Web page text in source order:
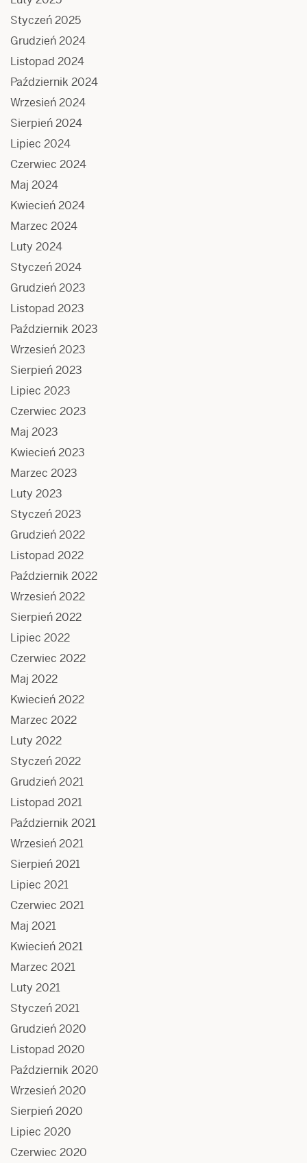
Styczeń 2025
Grudzień 2024
Listopad 2024
Październik 2024
Wrzesień 2024
Sierpień 2024
Lipiec 2024
Czerwiec 2024
Maj 2024
Kwiecień 2024
Marzec 2024
Luty 2024
Styczeń 2024
Grudzień 2023
Listopad 2023
Październik 2023
Wrzesień 2023
Sierpień 2023
Lipiec 2023
Czerwiec 2023
Maj 2023
Kwiecień 2023
Marzec 2023
Luty 2023
Styczeń 2023
Grudzień 2022
Listopad 2022
Październik 2022
Wrzesień 2022
Sierpień 2022
Lipiec 2022
Czerwiec 2022
Maj 2022
Kwiecień 2022
Marzec 2022
Luty 2022
Styczeń 2022
Grudzień 2021
Listopad 2021
Październik 2021
Wrzesień 2021
Sierpień 2021
Lipiec 2021
Czerwiec 2021
Maj 2021
Kwiecień 2021
Marzec 2021
Luty 2021
Styczeń 2021
Grudzień 2020
Listopad 2020
Październik 2020
Wrzesień 2020
Sierpień 2020
Lipiec 2020
Czerwiec 2020